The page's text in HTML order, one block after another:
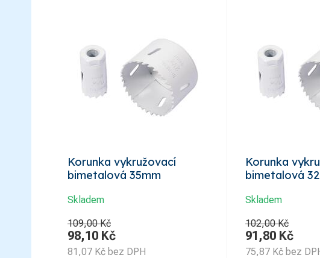
Korunka vykružovací
bimetalová 35mm
Skladem
109,00 Kč
98,10 Kč
81,07 Kč bez DPH
Korunka
bimetalová
Skladem
102,00 Kč
91,80 Kč
75,87 Kč bez